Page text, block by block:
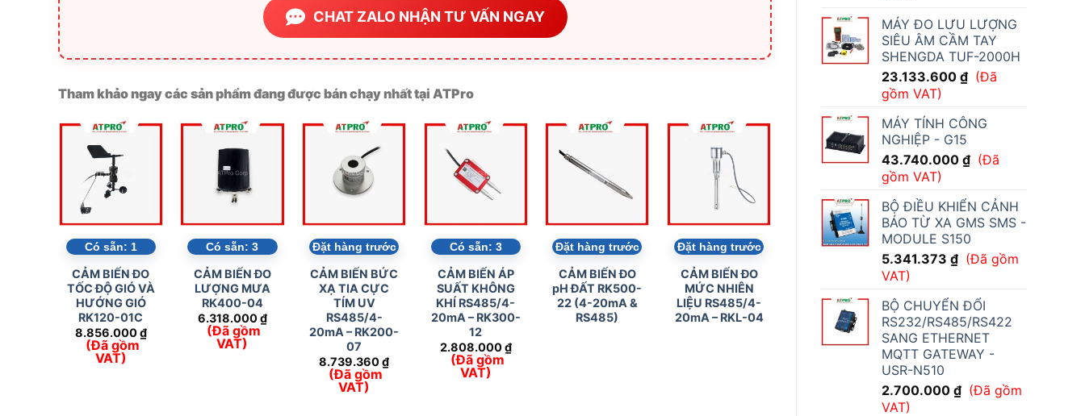
MÁY ĐO LƯU LƯỢNG
SIÊU ÂM CẦM TAY
SHENGDA TUF-2000H
23.133.600 ₫ (Đã
gồm VAT)
MÁY TÍNH CÔNG
NGHIỆP - G15
43.740.000 ₫ (Đã
gồm VAT)
BỘ ĐIỀU KHIỂN CẢNH
BÁO TỪ XA GMS SMS -
MODULE S150
5.341.373 ₫ (Đã gồm
VAT)
BỘ CHUYỂN ĐỔI
RS232/RS485/RS422
SANG ETHERNET
MQTT GATEWAY -
USR-N510
2.700.000 ₫ (Đã gồm
VAT)
CHAT ZALO NHẬN TƯ VẤN NGAY
Tham khảo ngay các sản phẩm đang được bán chạy nhất tại ATPro
Có sẵn: 1
CẢM BIẾN ĐO
TỐC ĐỘ GIÓ VÀ
HƯỚNG GIÓ
RK120-01C
8.856.000₫
(Đã gồm
VAT)
Có sẵn:3
CẢM BIẾN ĐO
LƯỢNG MƯA
RK400-04
6.318.000₫
(Đã gồm
VAT)
Đặt hàng trước
CẢM BIẾN BỨC
XẠ TIA CỰC
TÍM UV
RS485/4-
20mA – RK200-
07
8.739.360₫
(Đã gồm
VAT)
Có sẵn: 3
CẢM BIẾN ÁP
SUẤT KHÔNG
KHÍ RS485/4-
20mA – RK300-
12
2.808.000₫
(Đã gồm
VAT)
Đặt hàng trước
CẢM BIẾN ĐO
pH ĐẤT RK500-
22 (4-20mA &
RS485)
Đặt hàng trước
CẢM BIẾN ĐO
MỨC NHIÊN
LIỆU RS485/4-
20mA – RKL-04